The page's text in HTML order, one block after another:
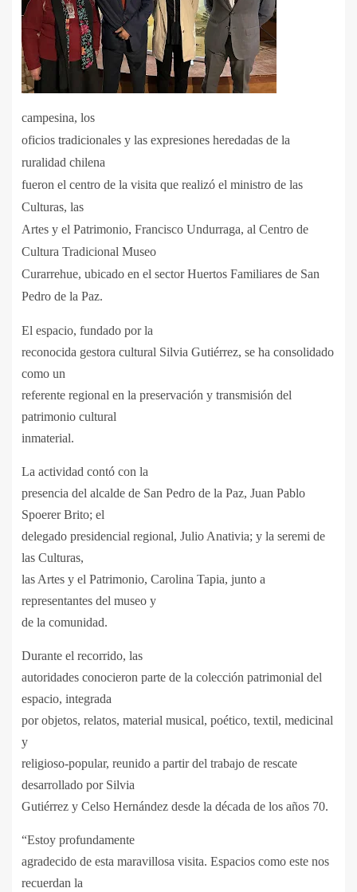
campesina, los
oficios tradicionales y las expresiones heredadas de la
ruralidad chilena
fueron el centro de la visita que realizó el ministro de las
Culturas, las
Artes y el Patrimonio, Francisco Undurraga, al Centro de
Cultura Tradicional Museo
Curarrehue, ubicado en el sector Huertos Familiares de San
Pedro de la Paz.
El espacio, fundado por la
reconocida gestora cultural Silvia Gutiérrez, se ha consolidado
como un
referente regional en la preservación y transmisión del
patrimonio cultural
inmaterial.
La actividad contó con la
presencia del alcalde de San Pedro de la Paz, Juan Pablo
Spoerer Brito; el
delegado presidencial regional, Julio Anativia; y la seremi de
las Culturas,
las Artes y el Patrimonio, Carolina Tapia, junto a
representantes del museo y
de la comunidad.
Durante el recorrido, las
autoridades conocieron parte de la colección patrimonial del
espacio, integrada
por objetos, relatos, material musical, poético, textil, medicinal
y
religioso-popular, reunido a partir del trabajo de rescate
desarrollado por Silvia
Gutiérrez y Celso Hernández desde la década de los años 70.
“Estoy profundamente
agradecido de esta maravillosa visita. Espacios como este nos
recuerdan la